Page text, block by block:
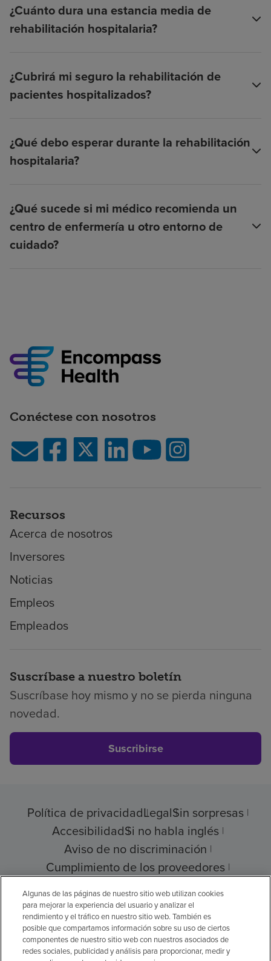
¿Cuánto dura una estancia media de
rehabilitación hospitalaria?
¿Cubrirá mi seguro la rehabilitación de
pacientes hospitalizados?
¿Qué debo esperar durante la rehabilitación
hospitalaria?
¿Qué sucede si mi médico recomienda un
centro de enfermería u otro entorno de
cuidado?
Conéctese con nosotros
Recursos
Acerca de nosotros
Inversores
Noticias
Empleos
Empleados
Suscríbase a nuestro boletín
Suscríbase hoy mismo y no se pierda ninguna
novedad.
Suscribirse
Política de privacidadLegalSin sorpresas
AccesibilidadSi no habla inglés
Aviso de no discriminación
Cumplimiento de los proveedores
Transparencia de precios
© 2026 Encompass Health Corporation
Algunas de las páginas de nuestro sitio web utilizan cookies
para mejorar la experiencia del usuario y analizar el
rendimiento y el tráfico en nuestro sitio web. También es
posible que compartamos información sobre su uso de ciertos
componentes de nuestro sitio web con nuestros asociados de
redes sociales, publicidad y análisis para proporcionar, medir y